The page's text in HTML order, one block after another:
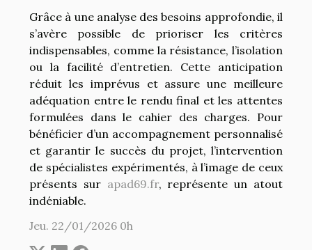
Grâce à une analyse des besoins approfondie, il
s’avère possible de prioriser les critères
indispensables, comme la résistance, l’isolation
ou la facilité d’entretien. Cette anticipation
réduit les imprévus et assure une meilleure
adéquation entre le rendu final et les attentes
formulées dans le cahier des charges. Pour
bénéficier d’un accompagnement personnalisé
et garantir le succès du projet, l’intervention
de spécialistes expérimentés, à l’image de ceux
présents sur apad69.fr, représente un atout
indéniable.
Jeu. 22/01/2026 0h